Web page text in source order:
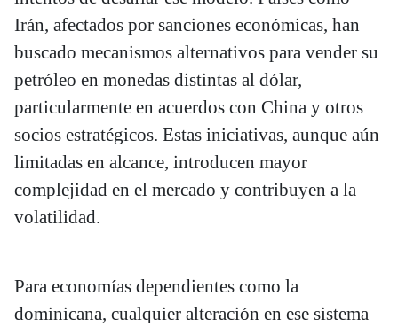
Irán, afectados por sanciones económicas, han
buscado mecanismos alternativos para vender su
petróleo en monedas distintas al dólar,
particularmente en acuerdos con China y otros
socios estratégicos. Estas iniciativas, aunque aún
limitadas en alcance, introducen mayor
complejidad en el mercado y contribuyen a la
volatilidad.
Para economías dependientes como la
dominicana, cualquier alteración en ese sistema